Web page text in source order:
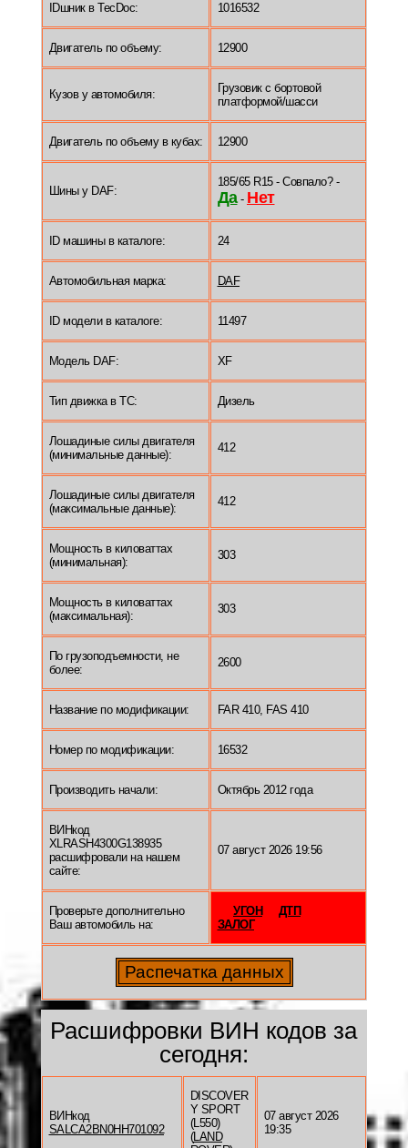
IDшник в TecDoc: 1016532
Двигатель по объему: 12900
Кузов у автомобиля:
Грузовик c бортовой
платформой/шасси
Двигатель по объему в кубах: 12900
Шины у DAF:
185/65 R15 - Совпало? -
Да- Нет
ID машины в каталоге: 24
Автомобильная марка: DAF
ID модели в каталоге: 11497
Модель DAF: XF
Тип движка в ТС: Дизель
Лошадиные силы двигателя
(минимальные данные):
412
Лошадиные силы двигателя
(максимальные данные):
412
Мощность в киловаттах
(минимальная):
303
Мощность в киловаттах
(максимальная):
303
По грузоподъемности, не
более:
2600
Название по модификации: FAR 410, FAS 410
Номер по модификации: 16532
Производить начали: Октябрь 2012 года
ВИНкод
XLRASH4300G138935
расшифровали на нашем
сайте:
07 август 2026 19:56
Проверьте дополнительно
Ваш автомобиль на:
УГОН
ДТП
ЗАЛОГ
Расшифровки ВИН кодов за
сегодня:
ВИНкод
SALCA2BN0HH701092
DISCOVER
Y SPORT
(L550)
(LAND
07 август 2026
19:35